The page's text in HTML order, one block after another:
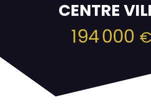
CENTRE
194 000 €